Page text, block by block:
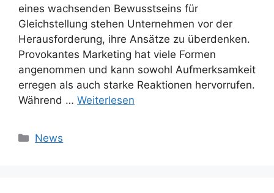
eines wachsenden Bewusstseins für
Gleichstellung stehen Unternehmen vor der
Herausforderung, ihre Ansätze zu überdenken.
Provokantes Marketing hat viele Formen
angenommen und kann sowohl Aufmerksamkeit
erregen als auch starke Reaktionen hervorrufen.
Während … Weiterlesen
Kategorien
News